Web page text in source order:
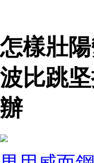
怎樣壯
波比跳
辦